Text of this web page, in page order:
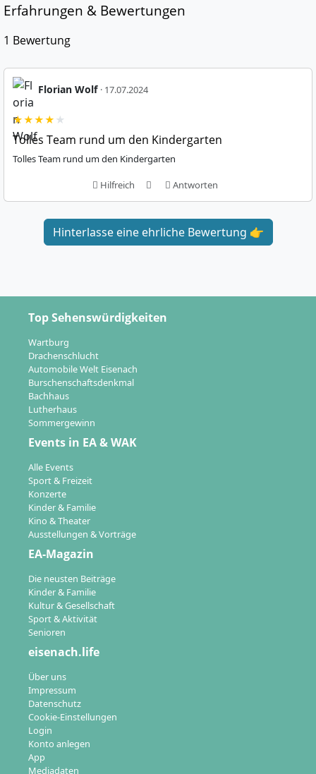
Erfahrungen & Bewertungen
1 Bewertung
Florian Wolf · 17.07.2024
★★★★ ★
Tolles Team rund um den Kindergarten
Tolles Team rund um den Kindergarten
Hilfreich Antworten
Hinterlasse eine ehrliche Bewertung 👉
Top Sehenswürdigkeiten
Wartburg
Drachenschlucht
Automobile Welt Eisenach
Burschenschaftsdenkmal
Bachhaus
Lutherhaus
Sommergewinn
Events in EA & WAK
Alle Events
Sport & Freizeit
Konzerte
Kinder & Familie
Kino & Theater
Ausstellungen & Vorträge
EA-Magazin
Die neusten Beiträge
Kinder & Familie
Kultur & Gesellschaft
Sport & Aktivität
Senioren
eisenach.life
Über uns
Impressum
Datenschutz
Cookie-Einstellungen
Login
Konto anlegen
App
Mediadaten